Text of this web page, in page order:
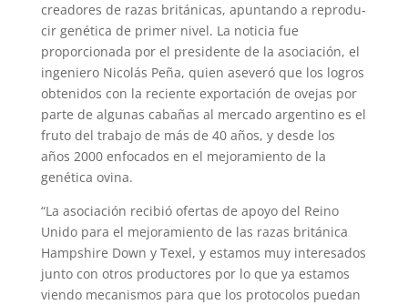
creadores de razas britá­nicas, apuntando a reprodu­
cir genética de primer nivel. La noticia fue
proporcionada por el presidente de la aso­ciación, el
ingeniero Nico­lás Peña, quien aseveró que los logros
obtenidos con la reciente exportación de ove­jas por
parte de algunas caba­ñas al mercado argentino es el
fruto del trabajo de más de 40 años, y desde los
años 2000 enfocados en el mejora­miento de la
genética ovina.
“La asociación recibió ofer­tas de apoyo del Reino
Unido para el mejoramiento de las razas británica
Hampshire Down y Texel, y estamos muy interesados
junto con otros productores por lo que ya estamos
viendo mecanis­mos para que los protocolos puedan